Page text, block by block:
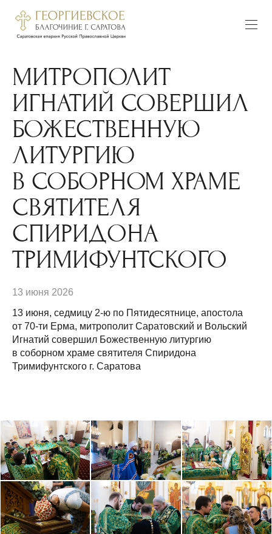
МИТРОПОЛИТ
ИГНАТИЙ СОВЕРШИЛ
БОЖЕСТВЕННУЮ
ЛИТУРГИЮ
В СОБОРНОМ ХРАМЕ
СВЯТИТЕЛЯ
СПИРИДОНА
ТРИМИФУНТСКОГО
13 июня 2026
13 июня, седмицу 2-ю по Пятидесятнице, апостола
от 70-ти Ерма, митрополит Саратовский и Вольский
Игнатий совершил Божественную литургию
в соборном храме святителя Спиридона
Тримифунтского г. Саратова